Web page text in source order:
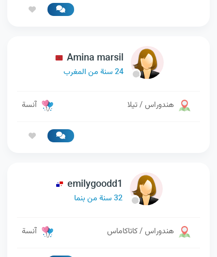
Amina marsil
24 سنة من المغرب
هندوراس / تيلا آنسة
emilygoodd1
32 سنة من بنما
هندوراس / كاتاكاماس آنسة